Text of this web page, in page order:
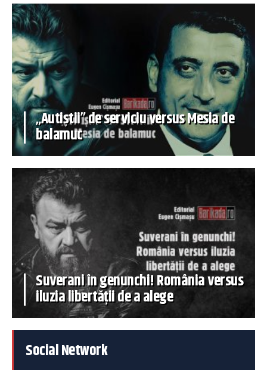
„Autiștii” de serviciu versus Mesia de
balamuc
Suverani în genunchi! România versus
iluzia libertății de a alege
Social Network